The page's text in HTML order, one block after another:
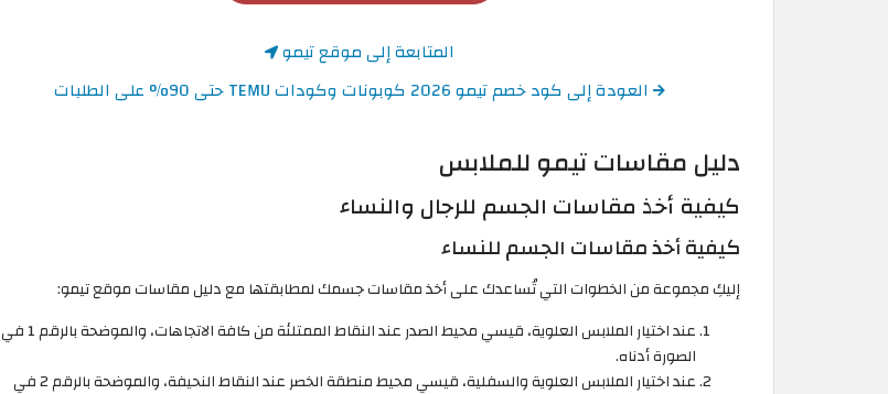
المتابعة إلى موقع تيمو
العودة إلى كود خصم تيمو 2026 كوبونات وكودات TEMU حتى 90% على الطلبات
دليل مقاسات تيمو للملابس
كيفية أخذ مقاسات الجسم للرجال والنساء
كيفية أخذ مقاسات الجسم للنساء
إليكِ مجموعة من الخطوات التي تُساعدك على أخذ مقاسات جسمك لمطابقتها مع دليل مقاسات موقع تيمو:
عند اختيار الملابس العلوية، قيسي محيط الصدر عند النقاط الممتلئة من كافة الاتجاهات، والموضحة بالرقم 1 في
الصورة أدناه.
عند اختيار الملابس العلوية والسفلية، قيسي محيط منطقة الخصر عند النقاط النحيفة، والموضحة بالرقم 2 في